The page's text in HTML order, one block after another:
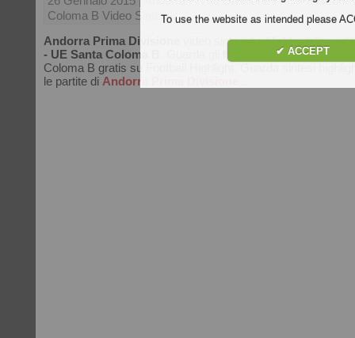
Coloma B Video Sintesi
Andorra Prima Divisione
video sintesi highlights della
- UE Santa Coloma B
. Guarda gli highlights di FC
Coloma B gratis su Football Highlight. Guarda sintesi
le partite di Andorra Prima Divisione
To use the website as intended please
✔ ACCEPT